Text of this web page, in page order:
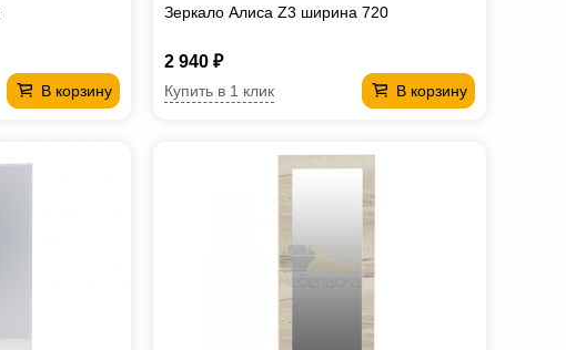
В корзину
Зеркало Алиса Z3 ширина 720
2 940 ₽
В корзину
Купить в 1 клик